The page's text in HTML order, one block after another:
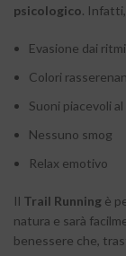
psicologico.
Evasione dai
Colori
Suoni piacevoli
Nessuno smog
Relax emotivo
Il Trail Running è
natura e sarà
benessere che,